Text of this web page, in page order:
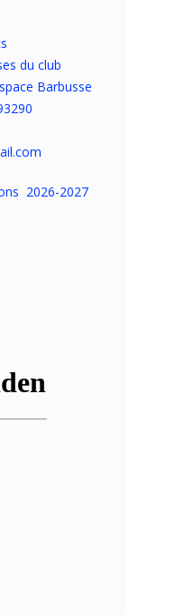
du club
Barbusse
2026-2027